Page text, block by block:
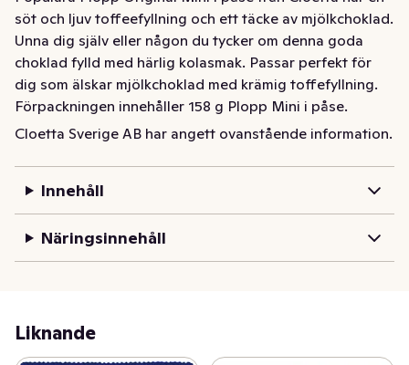
söt och ljuv toffeefyllning och ett täcke av mjölkchoklad.
Unna dig själv eller någon du tycker om denna goda
choklad fylld med härlig kolasmak. Passar perfekt för
dig som älskar mjölkchoklad med krämig toffefyllning.
Förpackningen innehåller 158 g Plopp Mini i påse.
Populära Plopp Original Mini i påse från Cloetta har en
choklad fylld med härlig kolasmak. Passar perfekt för
Förpackningen innehåller 158 g Plopp Mini i påse.
Cloetta Sverige AB har angett ovanstående information.
Innehåll
Näringsinnehåll
Liknande